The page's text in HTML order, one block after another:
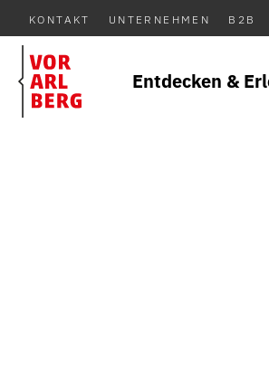
KONTAKT UNTERNEHMEN B2B
Entdecken &